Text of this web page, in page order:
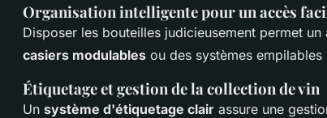
Organisation intelligente pour un accès
Disposer les bouteilles judicieusement permet un
casiers modulables ou des systèmes empilables
Étiquetage et gestion de la collection de vin
Un système d'étiquetage clair assure une